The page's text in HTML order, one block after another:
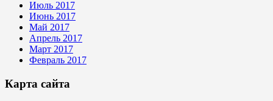
Июль 2017
Июнь 2017
Май 2017
Апрель 2017
Март 2017
Февраль 2017
Карта сайта